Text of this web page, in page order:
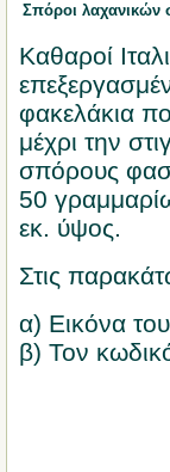
Σπόροι λαχανικών
Καθαροί
φακελάκια
μέχρι την
σπόρους
50
εκ. ύψος.
Στις
α) Εικόνα
β) Τον